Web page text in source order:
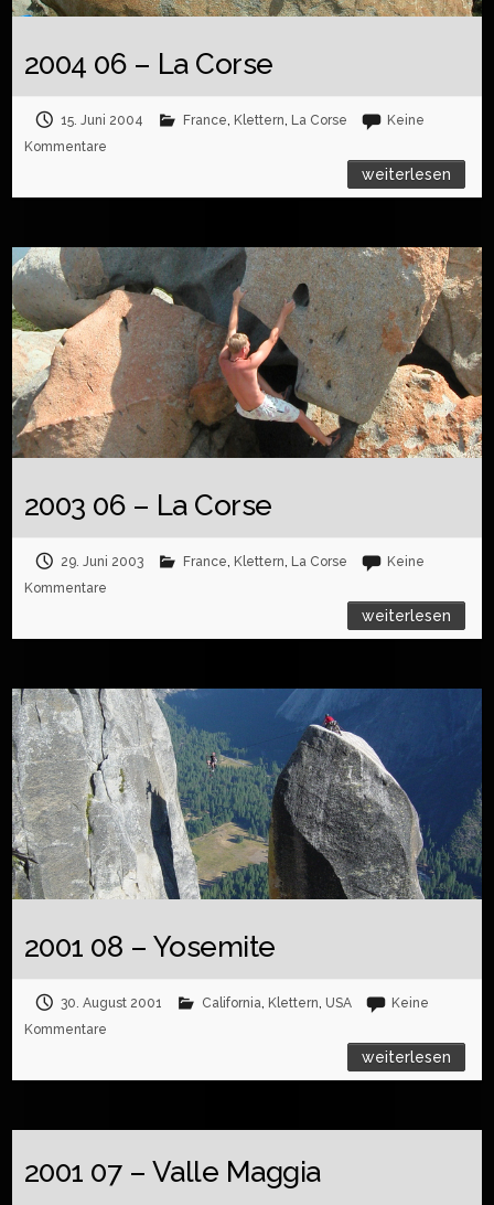
2004 06 – La Corse
15. Juni 2004 France, Klettern, La Corse
Keine
Kommentare
weiterlesen
2003 06 – La Corse
29. Juni 2003 France, Klettern, La Corse
Keine
Kommentare
weiterlesen
2001 08 – Yosemite
30. August 2001 California, Klettern, USA
Keine
Kommentare
weiterlesen
2001 07 – Valle Maggia